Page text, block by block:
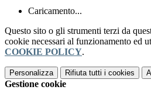
Caricamento...
Questo sito o gli strumenti terzi da
cookie necessari al funzionamento ed
COOKIE POLICY.
Personalizza Rifiuta tutti i cookies
Gestione cookie